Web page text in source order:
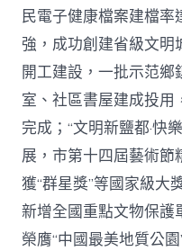
民電子健康檔案建檔
強，成功創建省級文明
開工建設，一批示范
室、社區書屋建成投用
完成；“文明新鹽都·快
展，市第十四屆藝術節
獲“群星獎”等國家級大
新增全國重點文物保護
榮膺“中國最美地質公